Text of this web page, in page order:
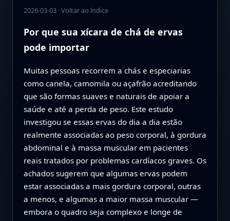
2026-03-03·Voltar ao índice
Por que sua xícara de chá de ervas
pode importar
Muitas pessoas recorrem a chás e especiarias
como canela, camomila ou açafrão acreditando
que são formas suaves e naturais de apoiar a
saúde e até a perda de peso. Este estudo
investigou se essas ervas do dia a dia estão
realmente associadas ao peso corporal, à gordura
abdominal e à massa muscular em pacientes
reais tratados por problemas cardíacos graves. Os
achados sugerem que algumas ervas podem
estar associadas a mais gordura corporal, outras
a menos, e algumas a maior massa muscular —
embora o quadro seja complexo e longe de